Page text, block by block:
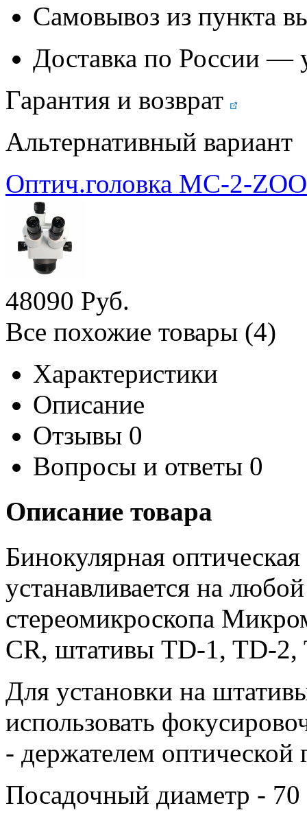
Самовывоз из пункта
Доставка по России —
Гарантия и возврат
Альтернативный вариант
Оптич.головка МС-2-
48090 Руб.
Все похожие товары (4)
Характеристики
Описание
Отзывы 0
Вопросы и ответы 0
Описание товара
Бинокулярная
устанавливается на
стереомикроскопа
CR, штативы TD-1, TD-
Для установки на
использовать
- держателем оптической
Посадочный диаметр -